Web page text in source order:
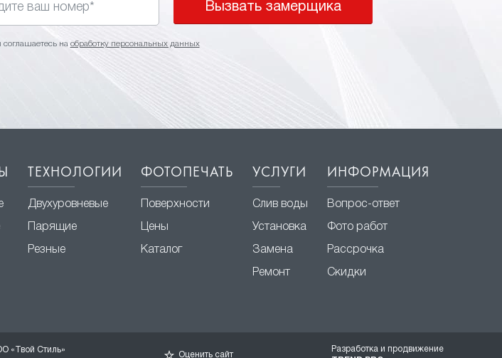
Вызвать замерщика
на обработку персональных данных
ТЕХНОЛОГИИ
Двухуровневые
Парящие
Резные
ФОТОПЕЧАТЬ
Поверхности
Цены
Каталог
УСЛУГИ
Слив воды
Установка
Замена
Ремонт
ИНФОРМАЦИЯ
Вопрос-ответ
Фото работ
Рассрочка
Скидки
«Твой Стиль»
Оценить сайт
Разработка и продвижение